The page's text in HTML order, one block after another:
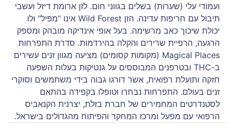
ועמודי עלי (שערות) בשלים בגווני חום. לזן ארומת דיזל ועשבי
תיבול עם חריפות עדינה. הזן Wild Forest אינו "מפיל" ולו
יכולת שיכוך כאב מרשימה. בעל אופי אינדיקה מובהק ומספק
הרגעה, הרפיית שרירים והקלה בהירדמות. סדרת התפרחות
Magical Places (מקומות קסומים) מציעה מגוון זנים עשירים
ב-THC ובטרפנים המבוססים על גנטיקות בעלות השפעה
חזקה ותועלת רפואית, אשר דורגו גבוה בידי משתמשים וסוקרי
זנים בעולם. התפרחות נבחרו וטופלו בקפידה בהתאם
לסטנדרטים המחמירים של חברת בזלת, יצרנית הקנאביס
הרפואי עם מפעל ומרכז המחקר והפיתוח מהגדולים בישראל.